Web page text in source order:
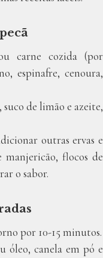
carne cozida (por
espinafre, cenoura,
de limão e azeite,
outras ervas e
manjericão, flocos de
o sabor.
por 10-15 minutos.
óleo, canela em pó e